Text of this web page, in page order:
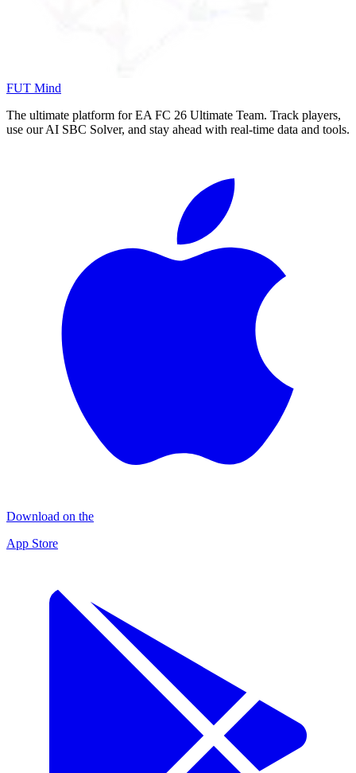
FUT Mind
The ultimate platform for EA FC 26 Ultimate Team. Track players,
use our AI SBC Solver, and stay ahead with real-time data and tools.
Download on the
App Store